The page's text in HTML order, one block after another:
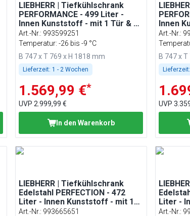
LIEBHERR | Tiefkühlschrank
PERFORMANCE - 499 Liter -
Innen Kunststoff - mit 1 Tür & 10
Staukörben - Weiß
Art.-Nr.: 993599251
Temperatur: -26 bis -9 °C
B 747 x T 769 x H 1818 mm
Lieferzeit: 1 - 2 Wochen
1.569,99 €*
UVP2.999,99 €
In den Warenkorb
Innen
Art.-Nr.:
B 747 x
Lieferzeit:
UVP
LIEBHERR | Tiefkühlschrank
Edelstahl PERFECTION - 472
Liter - Innen Kunststoff - mit 1
Tür
Art.-Nr.: 993665651
Liter -
Tür
Art.-Nr.: